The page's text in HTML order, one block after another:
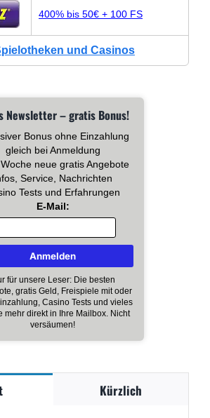
400% bis 50€ + 100 FS
und Casinos
Newsletter – gratis Bonus!
Bonus ohne Einzahlung
gleich bei Anmeldung
neue gratis Angebote
Service, Nachrichten
Tests und Erfahrungen
E-Mail:
für unsere Leser: Die besten
gratis Geld, Freispiele mit oder
Casino Tests und vieles
mehr direkt in Ihre Mailbox. Nicht
versäumen!
Kürzlich